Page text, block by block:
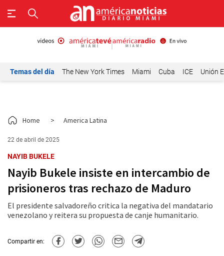
Temas del día The New York Times Miami Cuba ICE Unión
Home > America Latina
22 de abril de 2025
NAYIB BUKELE
​Nayib Bukele insiste en intercambio de
prisioneros tras rechazo de Maduro​
El presidente salvadoreño critica la negativa del mandatario
venezolano y reitera su propuesta de canje humanitario.
Compartir en: